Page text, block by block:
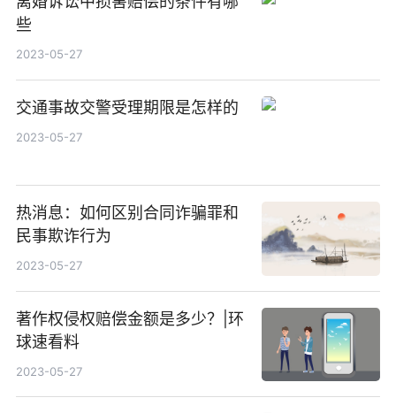
些
2023-05-27
交通事故交警受理期限是怎样的
2023-05-27
热消息：如何区别合同诈骗罪和
民事欺诈行为
2023-05-27
著作权侵权赔偿金额是多少？|环
球速看料
2023-05-27